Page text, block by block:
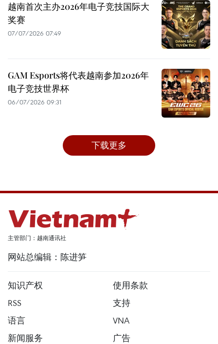
越南首次主办2026年电子竞技国际大
奖赛
07/07/2026 07:49
GAM Esports将代表越南参加2026年
电子竞技世界杯
06/07/2026 09:31
下载更多
主管部门：越南通讯社
网站总编辑：陈进笋
知识产权
使用条款
RSS
支持
语言
VNA
新闻服务
广告